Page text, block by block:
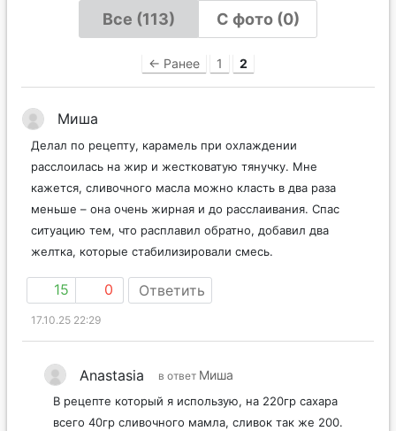
Все (113) С фото (0)
← Ранее 1 2
Миша
Делал по рецепту, карамель при охлаждении
расслоилась на жир и жестковатую тянучку. Мне
кажется, сливочного масла можно класть в два раза
меньше – она очень жирная и до расслаивания. Спас
ситуацию тем, что расплавил обратно, добавил два
желтка, которые стабилизировали смесь.
15 0 Ответить
17.10.25 22:29
Anastasia в ответ Миша
В рецепте который я использую, на 220гр сахара
всего 40гр сливочного мамла, сливок так же 200.